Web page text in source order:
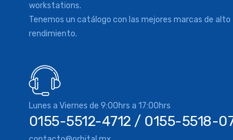
workstations.
Tenemos un catálogo con las mejores marcas de alto
rendimiento.
Lunes a Viernes de 9:00hrs a 17:00hrs
0155-5512-4712 / 0155-5518-